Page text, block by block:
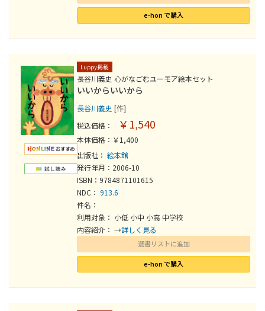
e-hon で購入
Luppy掲載
長谷川義史 心がなごむユーモア絵本セット
いいからいいから
長谷川義史 [作]
税込価格：
￥1,540
本体価格：￥1,400
出版社： 絵本館
発行年月：2006-10
ISBN：9784871101615
NDC： 913.6
件名：
利用対象： 小低 小中 小高 中学校
内容紹介： →詳しく見る
選書リストに追加
e-hon で購入